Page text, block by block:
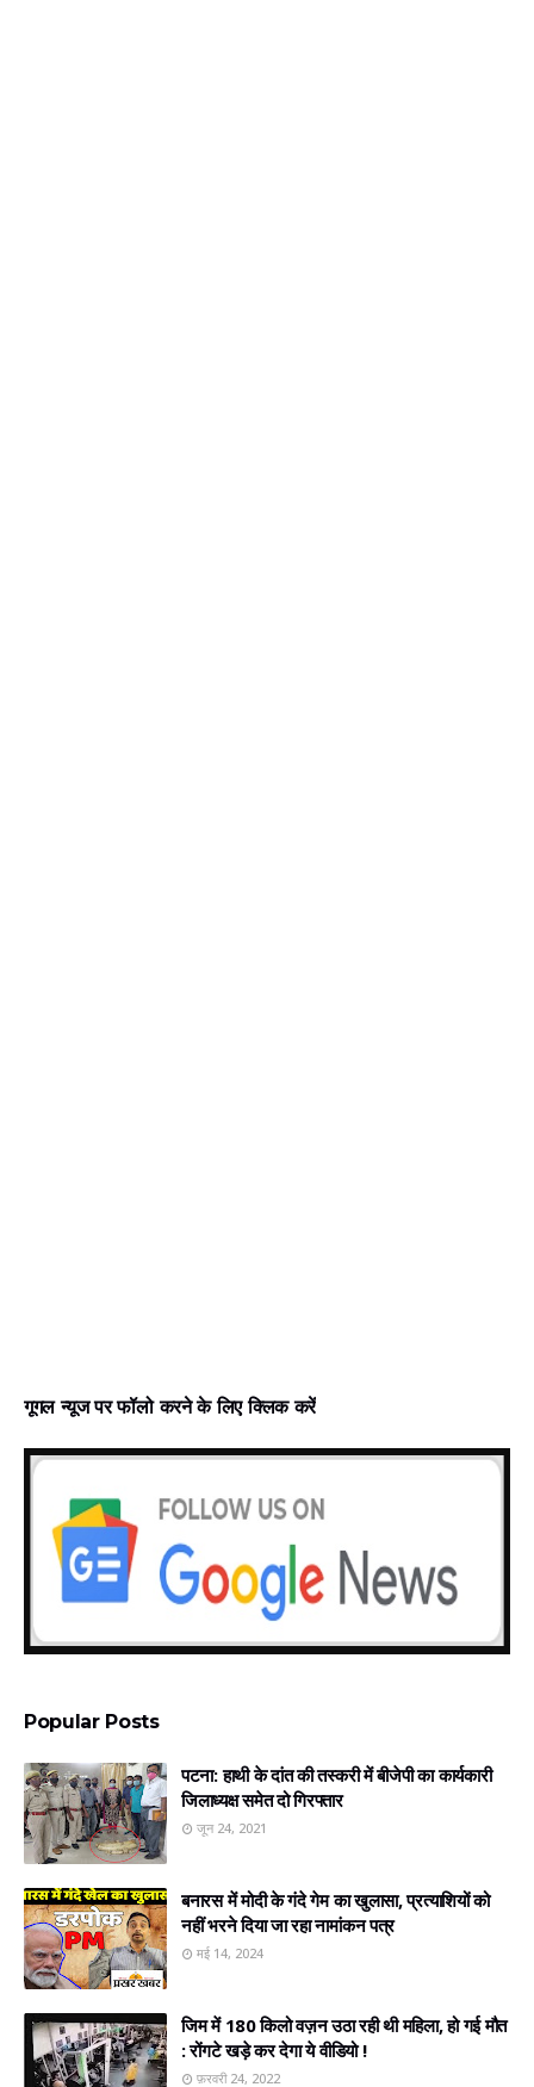
गूगल न्‍यूज पर फॉलो करने के लिए क्लिक करें
Popular Posts
पटना: हाथी के दांत की तस्करी में बीजेपी का कार्यकारी
जिलाध्यक्ष समेत दो गिरफ्तार
जून 24, 2021
बनारस में मोदी के गंदे गेम का खुलासा, प्रत्‍याशियों को
नहीं भरने दिया जा रहा नामांकन पत्र
मई 14, 2024
जिम में 180 किलो वज़न उठा रही थी महिला, हो गई मौत
: रोंगटे खड़े कर देगा ये वीडियो !
फ़रवरी 24, 2022